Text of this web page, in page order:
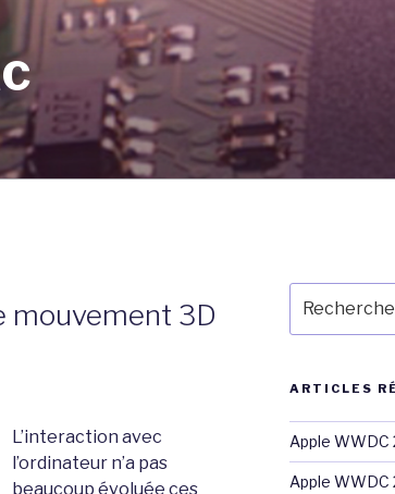
mouvement 3D
L’interaction avec
l’ordinateur n’a pas
beaucoup évoluée ces
pour
:
ARTICLES
Apple WWDC
Apple WWDC